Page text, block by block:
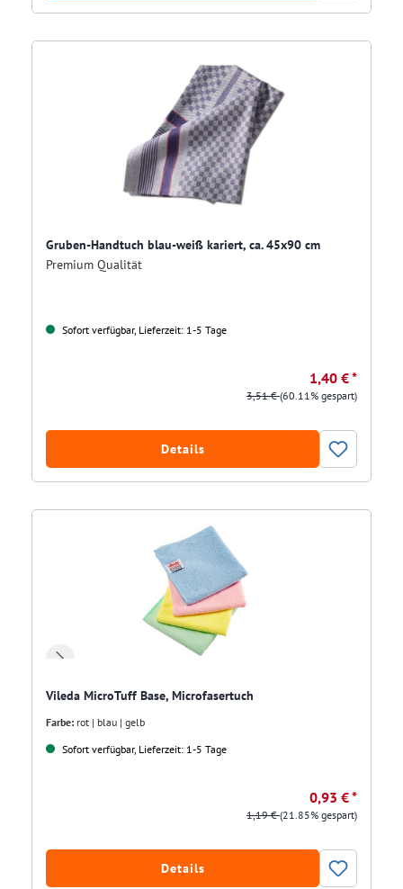
Gruben-Handtuch blau-weiß kariert, ca. 45x90 cm
Premium Qualität
Sofort verfügbar, Lieferzeit: 1-5 Tage
1,40 € *
3,51 €(60.11% gespart)
Details
Vileda MicroTuff Base, Microfasertuch
Farbe: rot | blau | gelb
Sofort verfügbar, Lieferzeit: 1-5 Tage
0,93 € *
1,19 €(21.85% gespart)
Details